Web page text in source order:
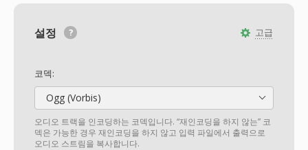
고급
설정
코덱:
Ogg (Vorbis)
오디오 트랙을 인코딩하는 코덱입니다. “재인코딩을 하지 않는” 코
덱은 가능한 경우 재인코딩을 하지 않고 입력 파일에서 출력으로
오디오 스트림을 복사합니다.